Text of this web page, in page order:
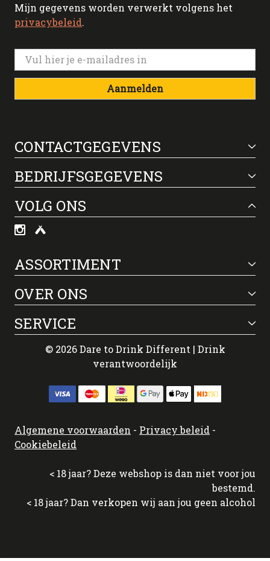
Mijn gegevens worden verwerkt volgens het
privacybeleid.
Aanmelden
CONTACTGEGEVENS
BEDRIJFSGEGEVENS
VOLG ONS
ASSORTIMENT
OVER ONS
SERVICE
© 2026 Dare to Drink Different | Drink
verantwoordelijk
Algemene voorwaarden - Privacy beleid -
Cookiebeleid
< 18 jaar? Deze webshop is dan niet voor jou
bestemd.
< 18 jaar? Dan verkopen wij aan jou geen alcohol